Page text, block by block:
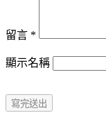
留言 *
顯示名稱